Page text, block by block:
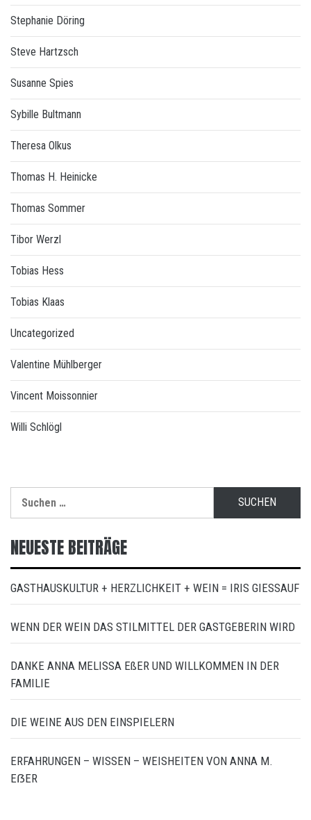
Stephanie Döring
Steve Hartzsch
Susanne Spies
Sybille Bultmann
Theresa Olkus
Thomas H. Heinicke
Thomas Sommer
Tibor Werzl
Tobias Hess
Tobias Klaas
Uncategorized
Valentine Mühlberger
Vincent Moissonnier
Willi Schlögl
nach:
NEUESTE BEITRÄGE
GASTHAUSKULTUR + HERZLICHKEIT + WEIN = IRIS GIESSAUF
WENN DER WEIN DAS STILMITTEL DER GASTGEBERIN WIRD
DANKE ANNA MELISSA EßER UND WILLKOMMEN IN DER
FAMILIE
DIE WEINE AUS DEN EINSPIELERN
ERFAHRUNGEN – WISSEN – WEISHEITEN VON ANNA M.
EẞER